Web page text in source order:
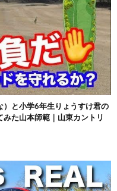
）と小学6年生りょうすけ君の
た山本師範｜山東カントリ